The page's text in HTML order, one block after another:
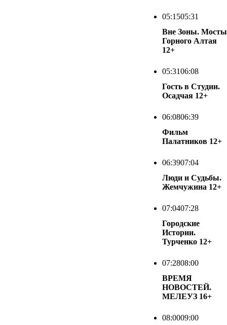
05:1505:31
Вне Зоны. Мосты
Горного Алтая
12+
05:3106:08
Гость в Студии.
Осадчая 12+
06:0806:39
Фильм
Палатников 12+
06:3907:04
Люди и Судьбы.
Жемчужина 12+
07:0407:28
Городские
Истории.
Турченко 12+
07:2808:00
ВРЕМЯ
НОВОСТЕЙ.
МЕЛЕУЗ 16+
08:0009:00